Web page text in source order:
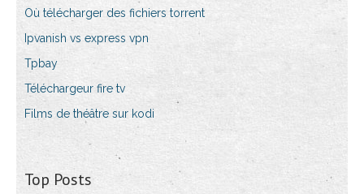
Où télécharger des fichiers torrent
Ipvanish vs express vpn
Tpbay
Téléchargeur fire tv
Films de théâtre sur kodi
Top Posts